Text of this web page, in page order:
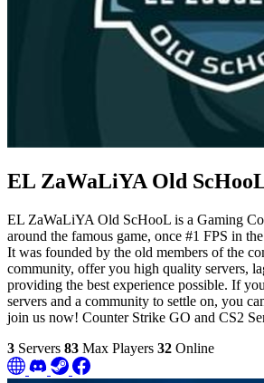
EL ZaWaLiYA Old
EL ZaWaLiYA Old ScHooL is a Gaming
around the famous game, once #1 FPS in
It was founded by the old members of the
community, offer you high quality servers,
providing the best experience possible. If
servers and a community to settle on, you
join us now! Counter Strike GO and CS2
3 Servers 83 Max Players 32 Online